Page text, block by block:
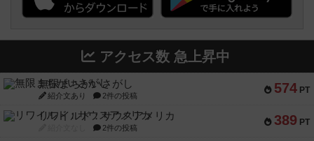
アクセス数 急上昇中
574 PT
無限まちがいさがし
紹介文あり 2件の投稿
389 PT
リワイルド：サウスアメリカ
2件の投稿